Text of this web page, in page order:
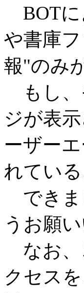
BOTに
や書庫
報"のみ
もし、
ジが表
ーザー
れてい
できま
うお願
なお、
クセス